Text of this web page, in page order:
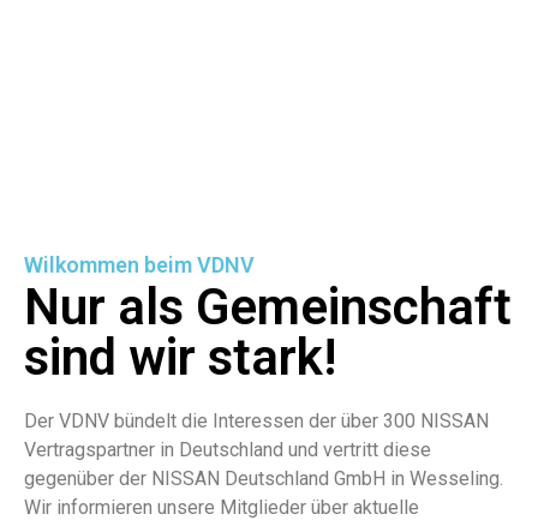
Wilkommen beim VDNV
Nur als Gemeinschaft
sind wir stark!
Der VDNV bündelt die Interessen der über 300 NISSAN
Vertragspartner in Deutschland und vertritt diese
gegenüber der NISSAN Deutschland GmbH in Wesseling.
Wir informieren unsere Mitglieder über aktuelle